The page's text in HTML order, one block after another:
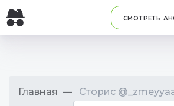
СМОТРЕТЬ
Главная Сторис